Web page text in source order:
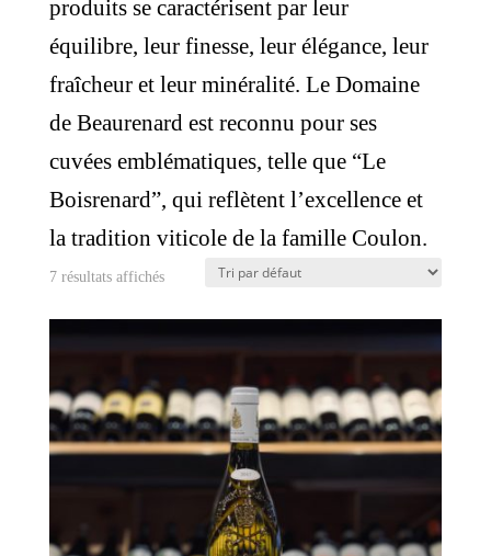
produits se caractérisent par leur
équilibre, leur finesse, leur élégance, leur
fraîcheur et leur minéralité. Le Domaine
de Beaurenard est reconnu pour ses
cuvées emblématiques, telle que “Le
Boisrenard”, qui reflètent l’excellence et
la tradition viticole de la famille Coulon.
7 résultats affichés